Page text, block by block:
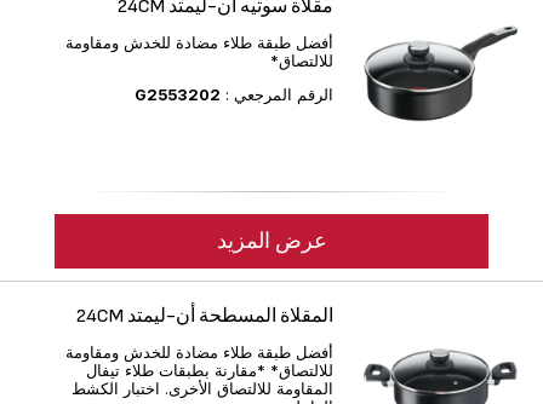
مقلاة سوتيه أن-ليمتد 24CM
أفضل طبقة طلاء مضادة للخدش ومقاومة
للالتصاق*
الرقم المرجعي : G2553202
عرض المزيد
المقلاة المسطحة أن-ليمتد 24CM
أفضل طبقة طلاء مضادة للخدش ومقاومة
للالتصاق* *مقارنة بطبقات طلاء تيفال
المقاومة للالتصاق الأخرى. اختبار الكشط